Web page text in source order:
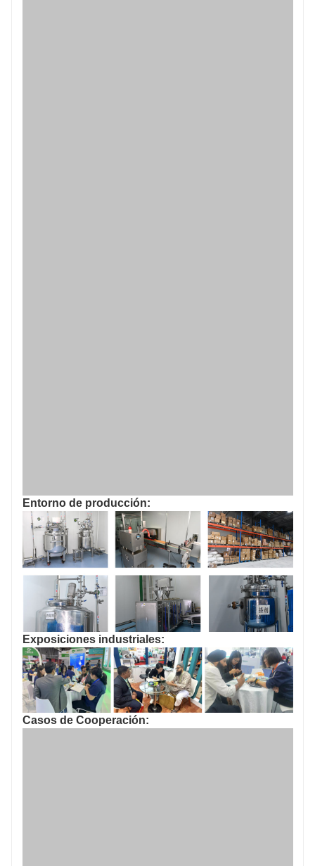
Entorno de producción:
Exposiciones industriales:
Casos de Cooperación: